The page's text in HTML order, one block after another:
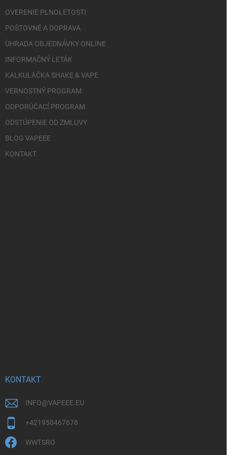
OVERENIE PLNOLETOSTI
POŠTOVNÉ A DOPRAVA
ÚHRADA OBJEDNÁVKY ONLINE
INFORMAČNÝ LETÁK
KALKULAČKA SHAKE & VAPE
VERNOSTNÝ PROGRAM
ODPORÚČACÍ PROGRAM
ODSTÚPENIE OD ZMLUVY
BLOG VAPEEE
KONTAKT
KONTAKT
INFO@VAPEEE.EU
+421950467678
WWTSRO